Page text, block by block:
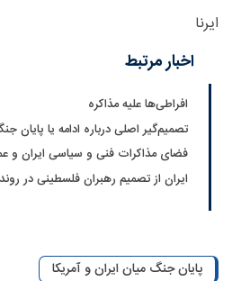
ایرنا
اخبار مرتبط
افراطی‌ها علیه مذاکره
تصمیم‌گیر اصلی درباره ادامه یا پایان
فضای مذاکرات فنی و سیاسی ایران و
ایران از تصمیم رهبران فلسطینی در
پایان جنگ میان ایران و آمریکا